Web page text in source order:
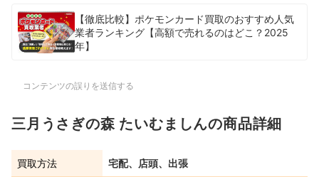
【徹底比較】ポケモンカード買取のおすすめ人気
業者ランキング【高額で売れるのはどこ？2025
年】
コンテンツの誤りを送信する
三月うさぎの森 たいむましんの商品詳細
買取方法 宅配、店頭、出張